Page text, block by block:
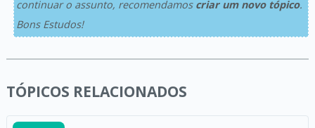
continuar o assunto, recomendamos criar um novo tópico.
Bons Estudos!
TÓPICOS RELACIONADOS